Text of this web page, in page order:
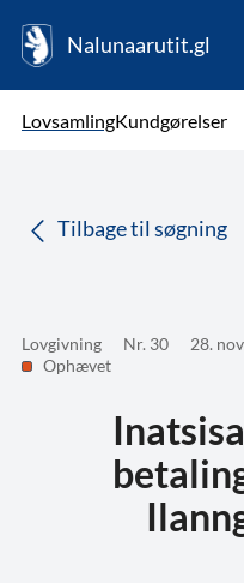
Nalunaarutit.gl
LovsamlingKundgørelser
Tilbage til søgning
Lovgivning Nr. 30
28.
Ophævet